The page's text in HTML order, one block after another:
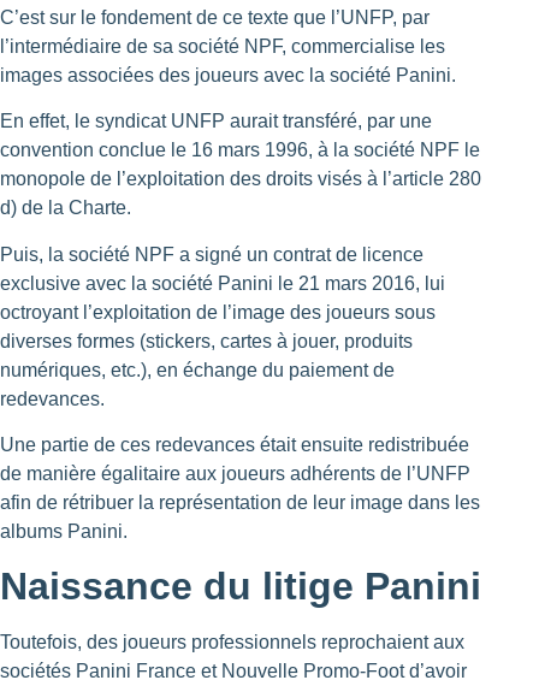
C’est sur le fondement de ce texte que l’UNFP, par
l’intermédiaire de sa société NPF, commercialise les
images associées des joueurs avec la société Panini.
En effet, le syndicat UNFP aurait transféré, par une
convention conclue le 16 mars 1996, à la société NPF le
monopole de l’exploitation des droits visés à l’article 280
d) de la Charte.
Puis, la société NPF a signé un contrat de licence
exclusive avec la société Panini le 21 mars 2016, lui
octroyant l’exploitation de l’image des joueurs sous
diverses formes (stickers, cartes à jouer, produits
numériques, etc.), en échange du paiement de
redevances.
Une partie de ces redevances était ensuite redistribuée
de manière égalitaire aux joueurs adhérents de l’UNFP
afin de rétribuer la représentation de leur image dans les
albums Panini.
Naissance du litige Panini
Toutefois, des joueurs professionnels reprochaient aux
sociétés Panini France et Nouvelle Promo-Foot d’avoir